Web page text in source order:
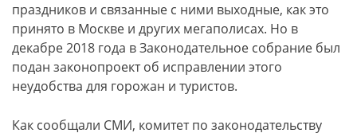
праздников и связанные с ними выходные, как это
принято в Москве и других мегаполисах. Но в
декабре 2018 года в Законодательное собрание был
подан законопроект об исправлении этого
неудобства для горожан и туристов.
Как сообщали СМИ, комитет по законодательству